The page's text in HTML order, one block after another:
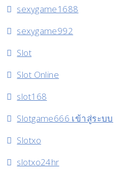
sexygame1688
sexygame992
Slot
Slot Online
slot168
Slotgame666 เข้าสู่ระบบ
Slotxo
slotxo24hr